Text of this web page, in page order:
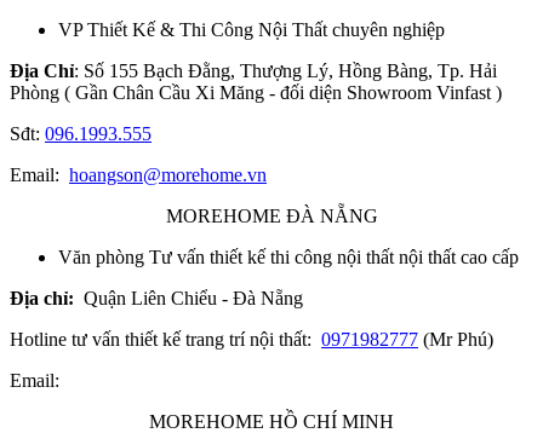
VP Thiết Kế & Thi Công Nội Thất chuyên nghiệp
Địa Chỉ: Số 155 Bạch Đằng, Thượng Lý, Hồng Bàng, Tp. Hải
Phòng ( Gần Chân Cầu Xi Măng - đối diện Showroom Vinfast )
Sđt: 096.1993.555
Email: hoangson@morehome.vn
MOREHOME ĐÀ NẴNG
Văn phòng Tư vấn thiết kế thi công nội thất nội thất cao cấp
Địa chỉ: Quận Liên Chiểu - Đà Nẵng
Hotline tư vấn thiết kế trang trí nội thất: 0971982777 (Mr Phú)
Email:
MOREHOME HỒ CHÍ MINH